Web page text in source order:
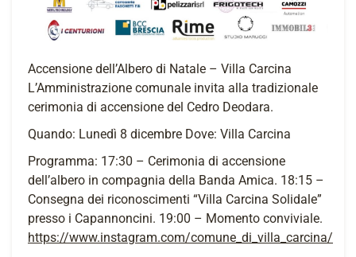
Accensione dell’Albero di Natale – Villa Carcina
L’Amministrazione comunale invita alla tradizionale
cerimonia di accensione del Cedro Deodara.
Quando: Lunedì 8 dicembre Dove: Villa Carcina
Programma: 17:30 – Cerimonia di accensione
dell’albero in compagnia della Banda Amica. 18:15 –
Consegna dei riconoscimenti “Villa Carcina Solidale”
presso i Capannoncini. 19:00 – Momento conviviale.
https://www.instagram.com/comune_di_villa_carcina/